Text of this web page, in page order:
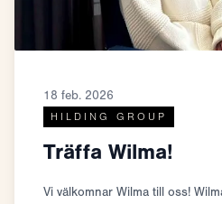
18 feb. 2026
HILDING GROUP
Träffa Wilma!
Vi välkomnar Wilma till oss!